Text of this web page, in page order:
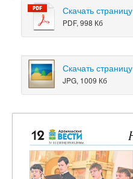
Скачать страницу
PDF, 998 Кб
Скачать страницу
JPG, 1009 Кб